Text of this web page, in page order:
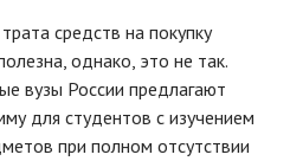
средств на покупку
однако, это не так.
вузы России предлагают
для студентов с изучением
при полном отсутствии